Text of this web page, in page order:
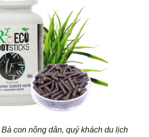
Bà con nông dân, quý khách du lịch